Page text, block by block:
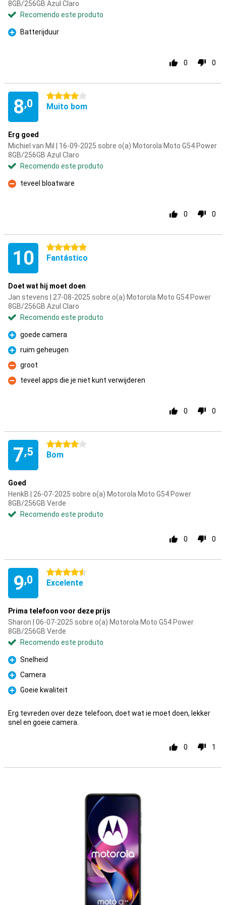
8GB/256GB Azul Claro
Recomendo este produto
Prós
Batterijduur
0 0
8,0
4 estrelas
Muito bom
Erg goed
Michiel van Mil | 16-09-2025 sobre o(a) Motorola Moto G54 Power
8GB/256GB Azul Claro
Recomendo este produto
Contras
teveel bloatware
0 0
10 5 estrelas
Fantástico
Doet wat hij moet doen
Jan stevens | 27-08-2025 sobre o(a) Motorola Moto G54 Power
8GB/256GB Azul Claro
Recomendo este produto
Prós
goede camera
Prós
ruim geheugen
Contras
groot
Contras
teveel apps die je niet kunt verwijderen
0 0
7,5
4 estrelas
Bom
Goed
HenkB | 26-07-2025 sobre o(a) Motorola Moto G54 Power
8GB/256GB Verde
Recomendo este produto
0 0
9,0
4.5 estrelas
Excelente
Prima telefoon voor deze prijs
Sharon | 06-07-2025 sobre o(a) Motorola Moto G54 Power
8GB/256GB Verde
Recomendo este produto
Prós
Snelheid
Prós
Camera
Prós
Goeie kwaliteit
Erg tevreden over deze telefoon, doet wat ie moet doen, lekker
snel en goeie camera.
0 1